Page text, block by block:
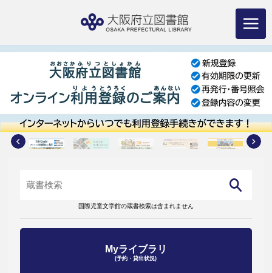
キ
国際児童文学館の蔵書検索は含まれません
Myライブラリ
(予約・貸出状況)